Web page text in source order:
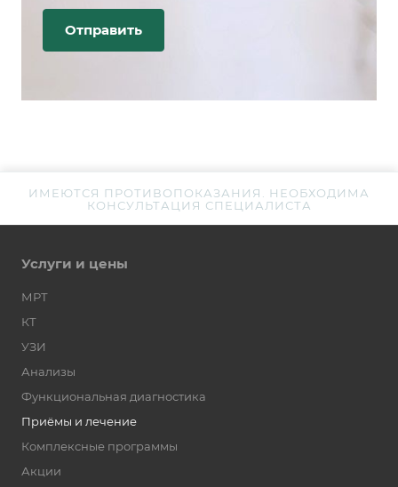
ИМЕЮТСЯ ПРОТИВОПОКАЗАНИЯ. НЕОБХОДИМА
КОНСУЛЬТАЦИЯ СПЕЦИАЛИСТА
Услуги и цены
МРТ
КТ
УЗИ
Анализы
Функциональная диагностика
Приёмы и лечение
Комплексные программы
Акции